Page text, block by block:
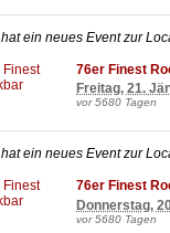
hat ein neues Event zur
76er Finest
Freitag, 21.
vor 5680 Tagen
hat ein neues Event zur
76er Finest
Donnerstag,
vor 5680 Tagen